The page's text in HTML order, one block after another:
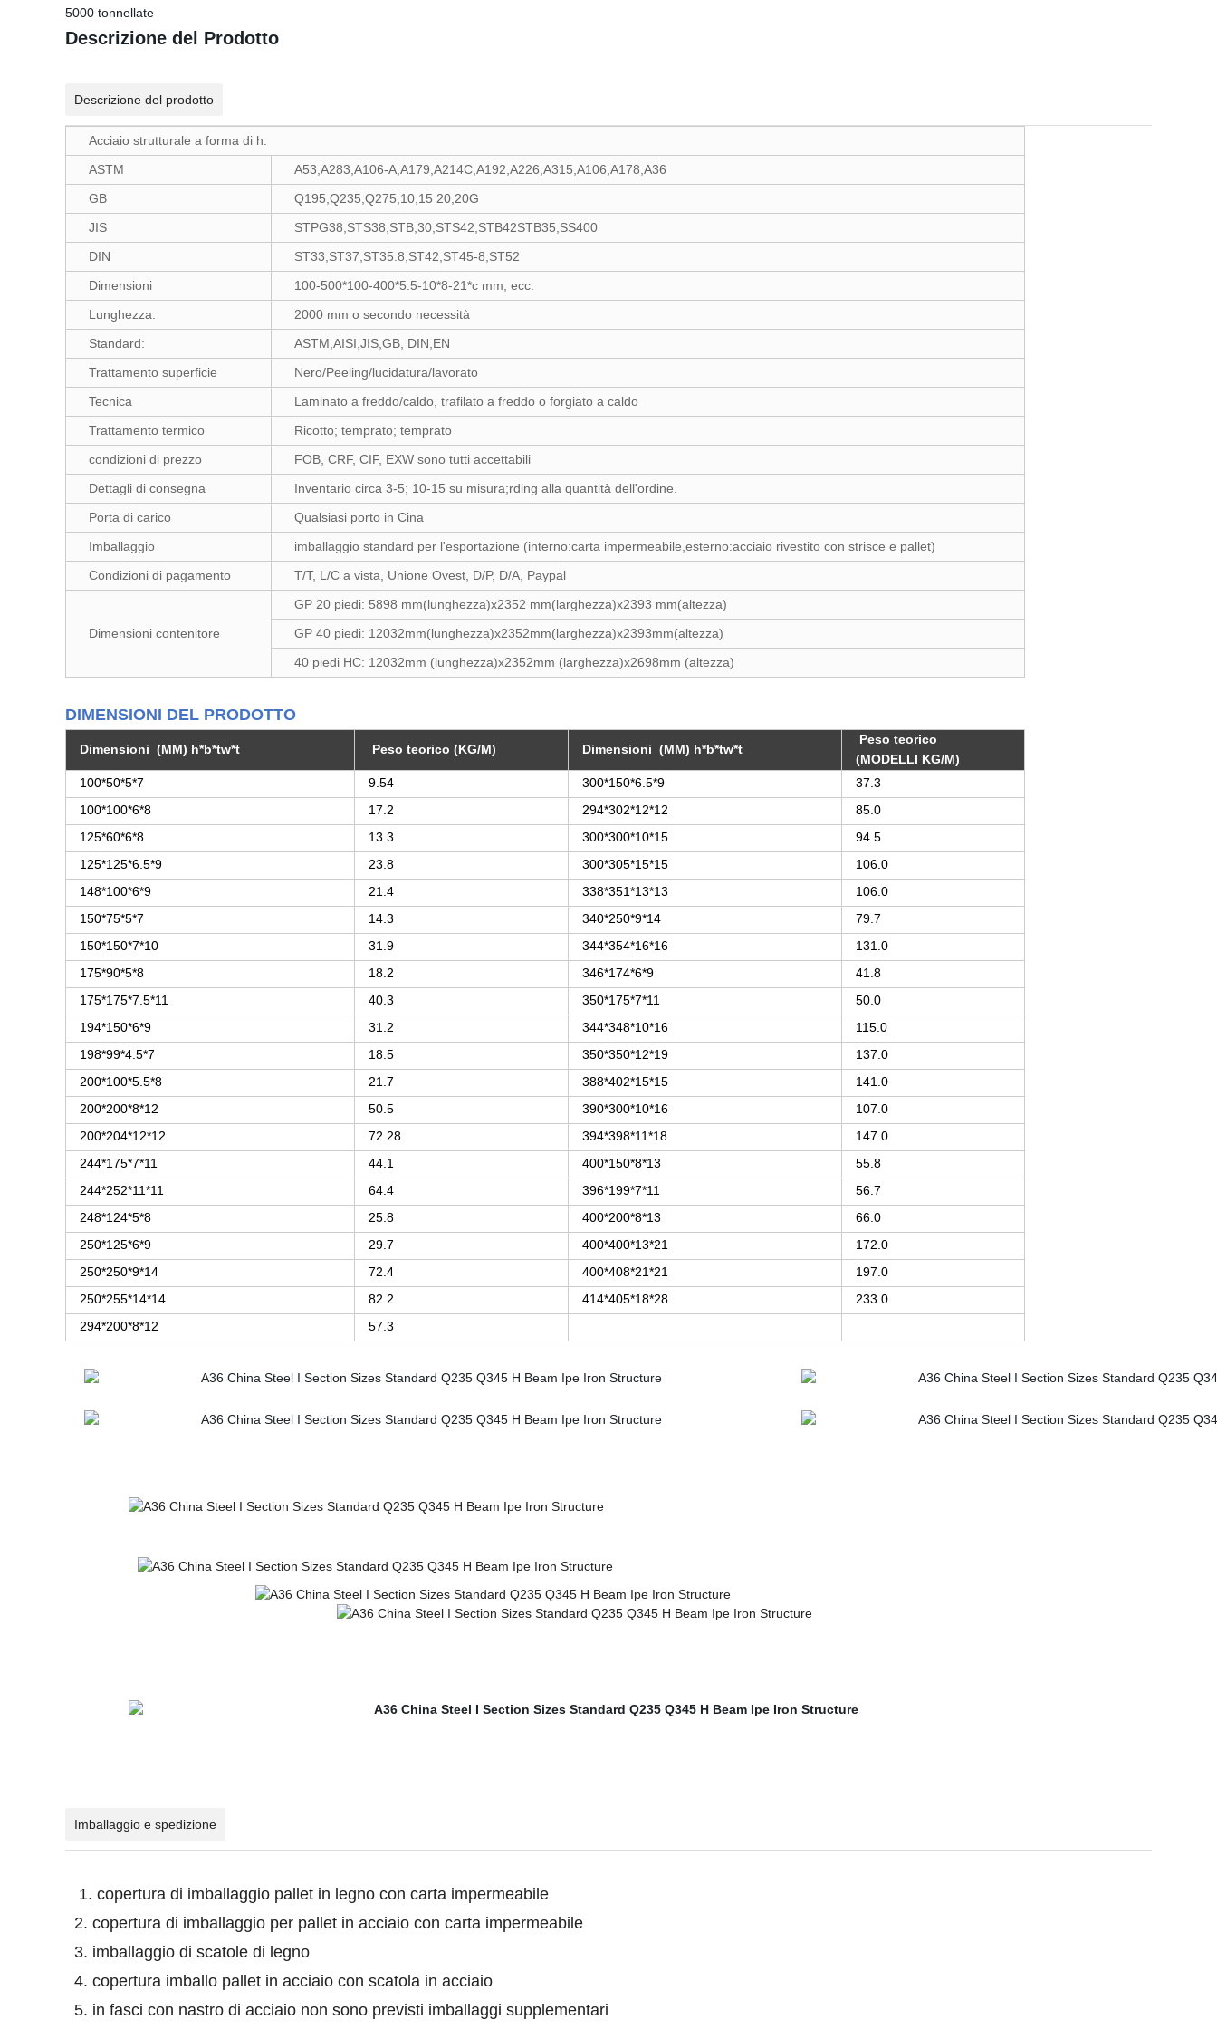
5000 tonnellate
Descrizione del Prodotto
Descrizione del prodotto
Acciaio strutturale a forma di h.
ASTM
A53,A283,A106-A,A179,A214C,A192,A226,A315,A106,A178,A36
GB
Q195,Q235,Q275,10,15 20,20G
JIS
STPG38,STS38,STB,30,STS42,STB42STB35,SS400
DIN
ST33,ST37,ST35.8,ST42,ST45-8,ST52
Dimensioni
100-500*100-400*5.5-10*8-21*c mm, ecc.
Lunghezza:
2000 mm o secondo necessità
Standard:
ASTM,AISI,JIS,GB, DIN,EN
Trattamento superficie
Nero/Peeling/lucidatura/lavorato
Tecnica
Laminato a freddo/caldo, trafilato a freddo o forgiato a caldo
Trattamento termico
Ricotto; temprato; temprato
condizioni di prezzo
FOB, CRF, CIF, EXW sono tutti accettabili
Dettagli di consegna
Inventario circa 3-5; 10-15 su misura;rding alla quantità dell'ordine.
Porta di carico
Qualsiasi porto in Cina
Imballaggio
imballaggio standard per l'esportazione (interno:carta impermeabile,esterno:acciaio rivestito con strisce e pallet)
Condizioni di pagamento
T/T, L/C a vista, Unione Ovest, D/P, D/A, Paypal
Dimensioni contenitore
GP 20 piedi: 5898 mm(lunghezza)x2352 mm(larghezza)x2393 mm(altezza)
GP 40 piedi: 12032mm(lunghezza)x2352mm(larghezza)x2393mm(altezza)
40 piedi HC: 12032mm (lunghezza)x2352mm (larghezza)x2698mm (altezza)
DIMENSIONI DEL PRODOTTO
Dimensioni (MM) h*b*tw*t Peso teorico (KG/M) Dimensioni (MM) h*b*tw*t
Peso teorico
(MODELLI KG/M)
100*50*5*7
9.54 300*150*6.5*9
37.3
100*100*6*8
17.2 294*302*12*12
85.0
125*60*6*8
13.3 300*300*10*15
94.5
125*125*6.5*9
23.8 300*305*15*15
106.0
148*100*6*9
21.4 338*351*13*13
106.0
150*75*5*7
14.3 340*250*9*14
79.7
150*150*7*10
31.9 344*354*16*16
131.0
175*90*5*8
18.2 346*174*6*9
41.8
175*175*7.5*11
40.3 350*175*7*11
50.0
194*150*6*9
31.2 344*348*10*16
115.0
198*99*4.5*7
18.5 350*350*12*19
137.0
200*100*5.5*8
21.7 388*402*15*15
141.0
200*200*8*12
50.5 390*300*10*16
107.0
200*204*12*12
72.28 394*398*11*18
147.0
244*175*7*11
44.1 400*150*8*13
55.8
244*252*11*11
64.4 396*199*7*11
56.7
248*124*5*8
25.8 400*200*8*13
66.0
250*125*6*9
29.7 400*400*13*21
172.0
250*250*9*14
72.4 400*408*21*21
197.0
250*255*14*14
82.2 414*405*18*28
233.0
294*200*8*12
57.3
Imballaggio e spedizione
1. copertura di imballaggio pallet in legno con carta impermeabile
2. copertura di imballaggio per pallet in acciaio con carta impermeabile
3. imballaggio di scatole di legno
4. copertura imballo pallet in acciaio con scatola in acciaio
5. in fasci con nastro di acciaio non sono previsti imballaggi supplementari